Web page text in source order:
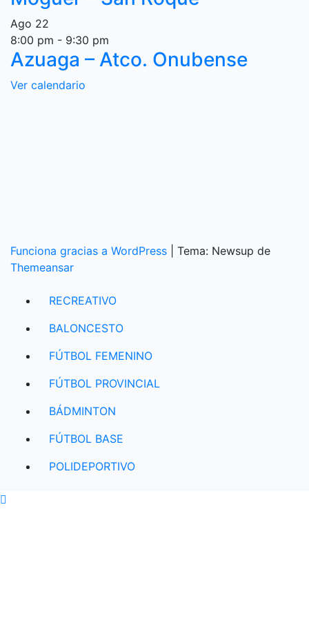
Ago 22
8:00 pm - 9:30 pm
Azuaga – Atco. Onubense
Ver calendario
Funciona gracias a WordPress
Tema: Newsup de
Themeansar
RECREATIVO
BALONCESTO
FÚTBOL FEMENINO
FÚTBOL PROVINCIAL
BÁDMINTON
FÚTBOL BASE
POLIDEPORTIVO